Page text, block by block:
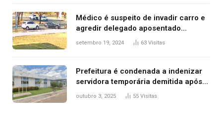
Médico é suspeito de invadir carro e
agredir delegado aposentado
durante confusão no trânsito
setembro 19, 2024 63 Visitas
Prefeitura é condenada a indenizar
servidora temporária demitida após
nascimento da filha
outubro 3, 2025 55 Visitas